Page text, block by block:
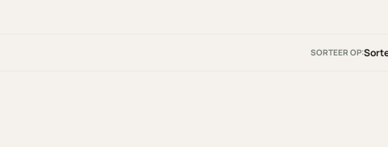
SORTEER OP: